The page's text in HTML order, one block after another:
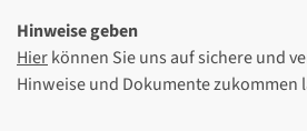
Hinweise geben
Hierkönnen Sie uns auf sichere und
Hinweise und Dokumente zukommen